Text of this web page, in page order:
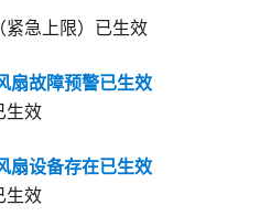
紧急上限）已生效
扇故障预警已生效
生效
扇设备存在已生效
生效